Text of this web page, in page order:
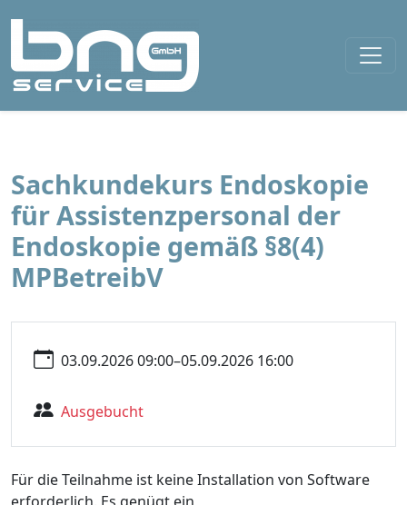
Sachkundekurs Endoskopie
für Assistenzpersonal der
Endoskopie gemäß §8(4)
MPBetreibV
03.09.2026 09:00–05.09.2026 16:00
Ausgebucht
Für die Teilnahme ist keine Installation von Software